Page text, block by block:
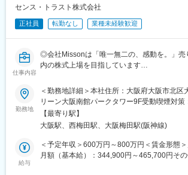
・月の残業は30h
・土日祝休
・年休125日
・転居を伴う転勤はなし
■当社の魅力：
＜東証プライム上場の総合ディベロッパー／
当社は不動産再生と活用（リノベーション等
京都心5区の中小型オフィスビルに特化した
展開しています。
都心オフィスビルの再生を主軸に、売買・賃
なサービスをワンストップでご提供しており
により経営基盤は安定しております。
センス・トラスト株式会社
正社員 転勤なし 業種未経験歓迎
仕事内容
◎会社Missonは「唯一無二の、感動を。」売
内の株式上場を目指しています
例）代表から社員一人ひとりの誕生日に毎年
ます！
◎働きやすさも追及！年休130日＊残業20ｈ
◎透明性のある評価制度で頑張りをしっかり
【業務内容】
社内監査部門の一員として、内部統制（J
勤務地
＜勤務地詳細＞本社住所：大阪府大阪市北区
リーン大阪南館パークタワー9F受動喫煙対策
あり変更の範囲：無
【最寄り駅】
大阪駅、西梅田駅、大阪梅田駅(阪神線)
給与
＜予定年収＞600万円～800万円＜賃金形態
月額（基本給）：344,900円～465,700円その